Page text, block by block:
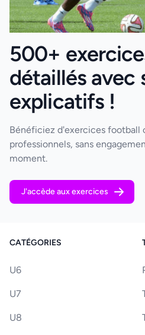
500+
détaillés avec
explicatifs !
Bénéficiez d'exercices football
professionnels, sans
moment.
J'accède aux exercices
CATÉGORIES
U6
U7
U8